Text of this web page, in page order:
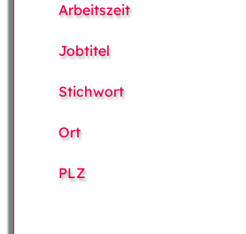
Arbeitszeit
Jobtitel
Stichwort
Ort
PLZ